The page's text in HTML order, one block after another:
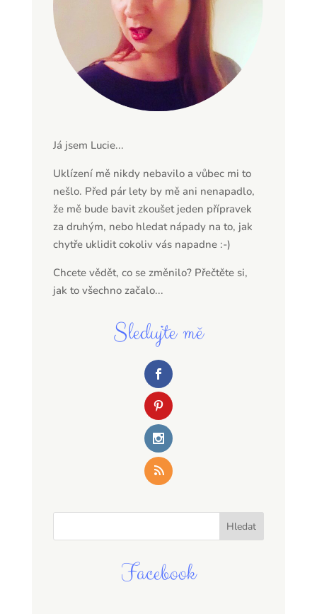
Já jsem Lucie...
Uklízení mě nikdy nebavilo a vůbec mi to
nešlo. Před pár lety by mě ani nenapadlo,
že mě bude bavit zkoušet jeden přípravek
za druhým, nebo hledat nápady na to, jak
chytře uklidit cokoliv vás napadne :-)
Chcete vědět, co se změnilo? Přečtěte si,
jak to všechno začalo...
Sledujte mě
Facebook